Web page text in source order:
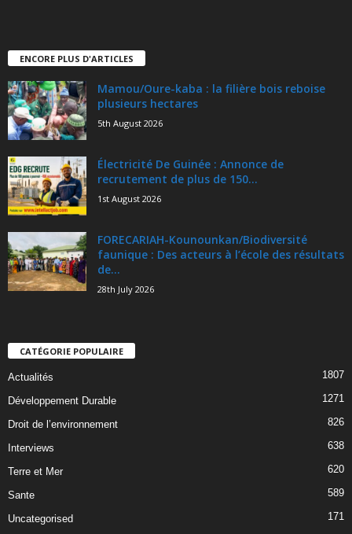
ENCORE PLUS D'ARTICLES
Mamou/Oure-kaba : la filière bois reboise
plusieurs hectares
5th August 2026
Électricité De Guinée : Annonce de
recrutement de plus de 150...
1st August 2026
FORECARIAH-Kounounkan/Biodiversité
faunique : Des acteurs à l’école des résultats
de...
28th July 2026
CATÉGORIE POPULAIRE
Actualités 1807
Développement Durable 1271
Droit de l’environnement 826
Interviews 638
Terre et Mer 620
Sante 589
Uncategorised 171